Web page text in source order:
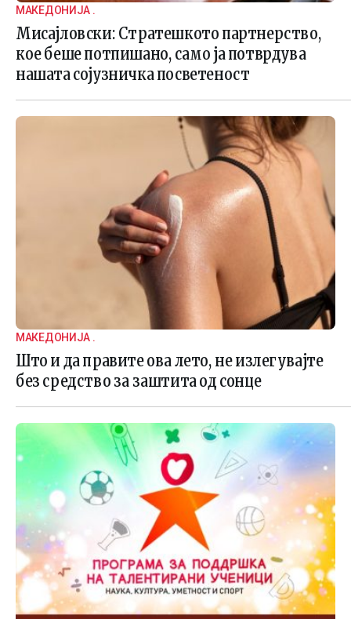
МАКЕДОНИЈА .
Мисајловски: Стратешкото партнерство,
кое беше потпишано, само ја потврдува
нашата сојузничка посветеност
МАКЕДОНИЈА .
Што и да правите ова лето, не излегувајте
без средство за заштита од сонце